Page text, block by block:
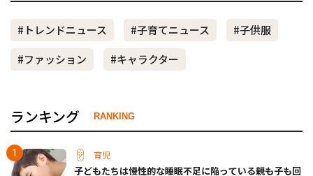
#トレンドニュース #子育てニュース
#子供服
#ファッション
#キャラクター
ランキング RANKING
育児
子どもたちは慢性的な睡眠不足に陥っている――親も子も回